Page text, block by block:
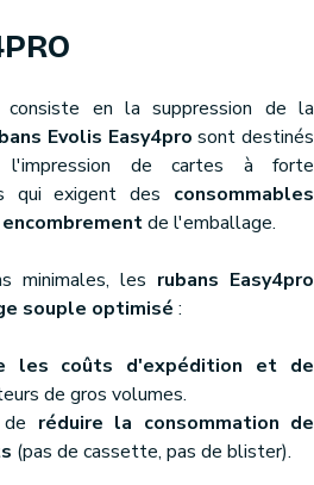
consiste en la suppression de la
Evolis Easy4pro sont destinés
l'impression de cartes à forte
qui exigent des consommables
de l'emballage.
minimales, les rubans Easy4pro
souple optimisé :
les coûts d'expédition et de
de gros volumes.
réduire la consommation de
(pas de cassette, pas de blister).